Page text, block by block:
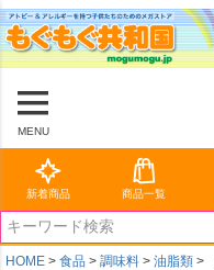
MENU
新着商品 商品一覧
HOME 食品 調味料 油脂類